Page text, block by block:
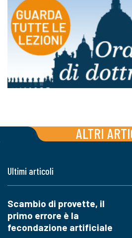
ALTRI
Ultimi articoli
Scambio di provette, il
primo errore è la
fecondazione artificiale